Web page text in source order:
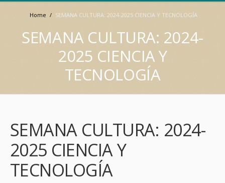
Home / SEMANA CULTURA: 2024-2025 CIENCIA Y TECNOLOGÍA
SEMANA CULTURA: 2024-
2025 CIENCIA Y
TECNOLOGÍA
SEMANA CULTURA: 2024-
2025 CIENCIA Y
TECNOLOGÍA